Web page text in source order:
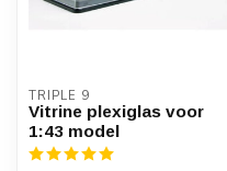
TRIPLE 9
Vitrine plexiglas voor
1:43 model